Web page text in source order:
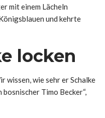
mit einem Lächeln
und kehrte
locken
wissen, wie sehr er Schalke
Timo Becker“,